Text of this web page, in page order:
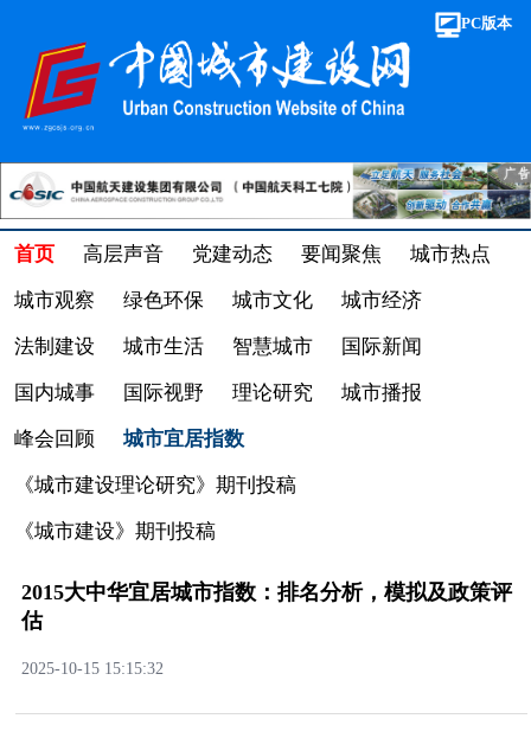
PC版本
首页 高层声音 党建动态 要闻聚焦 城市热点
城市观察 绿色环保 城市文化 城市经济
法制建设 城市生活 智慧城市 国际新闻
国内城事 国际视野 理论研究 城市播报
峰会回顾 城市宜居指数
《城市建设理论研究》期刊投稿
《城市建设》期刊投稿
2015大中华宜居城市指数：排名分析，模拟及政策评
估
2025-10-1515:15:32